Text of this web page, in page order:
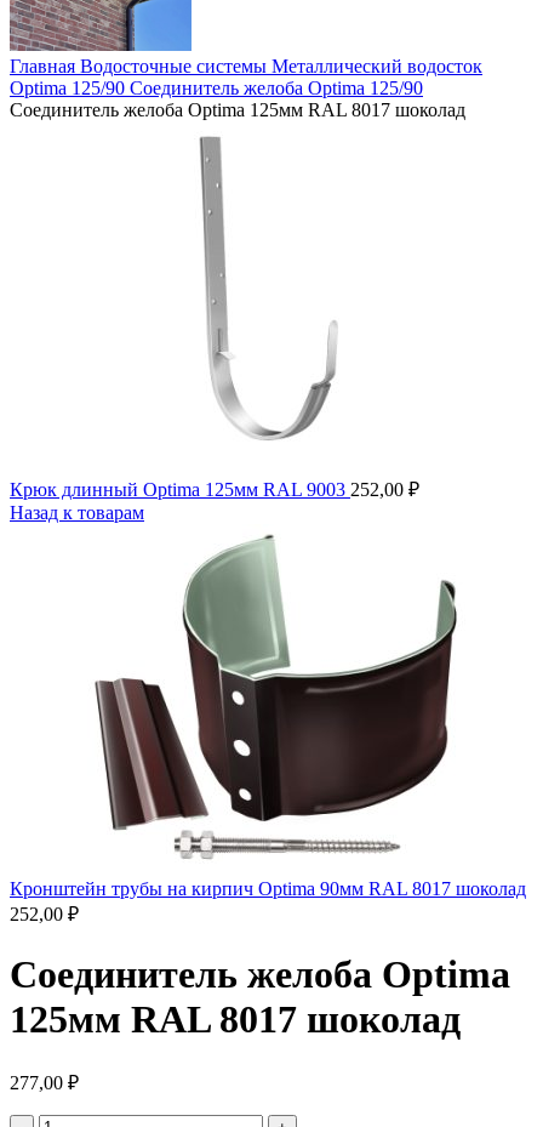
Главная Водосточные системы Металлический водосток
Optima 125/90 Соединитель желоба Optima 125/90
Соединитель желоба Optima 125мм RAL 8017 шоколад
Крюк длинный Optima 125мм RAL 9003 252,00 ₽
Назад к товарам
Кронштейн трубы на кирпич Optima 90мм RAL 8017 шоколад
252,00 ₽
Соединитель желоба Optima
125мм RAL 8017 шоколад
277,00 ₽